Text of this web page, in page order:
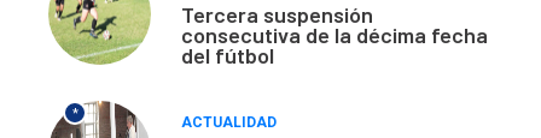
Tercera suspensión
consecutiva de la décima fecha
del fútbol
*
ACTUALIDAD